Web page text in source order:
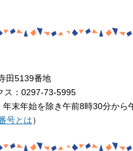
田5139番地
：0297-73-5995
末年始を除き午前8時30分から
号とは）